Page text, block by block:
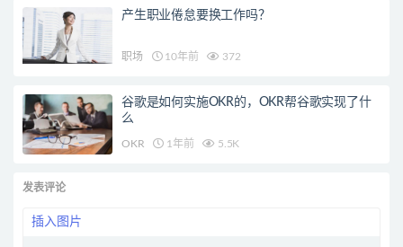
产生职业倦怠要换工作吗？
职场 10年前 372
谷歌是如何实施OKR的，OKR帮谷歌实现了什
么
OKR 1年前 5.5K
发表评论
插入图片